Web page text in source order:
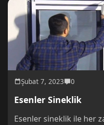
Şubat 7, 2023 0
Esenler Sineklik
Esenler sineklik ile her